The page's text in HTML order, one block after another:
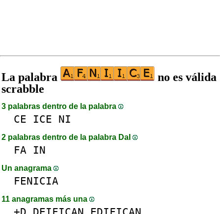
La palabra
no es válida
scrabble
3 palabras dentro de la palabra
CE ICE NI
2 palabras dentro de la palabra DaI
FA IN
Un anagrama
FENICIA
11 anagramas más una